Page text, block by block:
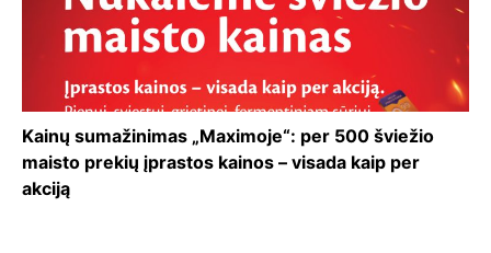
Kainų sumažinimas „Maximoje“: per 500 šviežio
maisto prekių įprastos kainos – visada kaip per
akciją